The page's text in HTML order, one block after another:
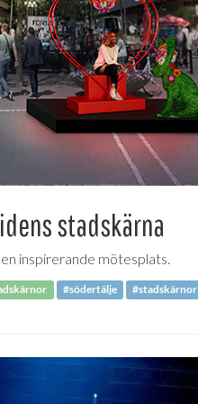
stadskärna
inspirerande mötesplats.
#södertälje #stadskärnor